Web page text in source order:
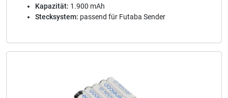
Kapazität: 1.900 mAh
Stecksystem: passend für Futaba Sender